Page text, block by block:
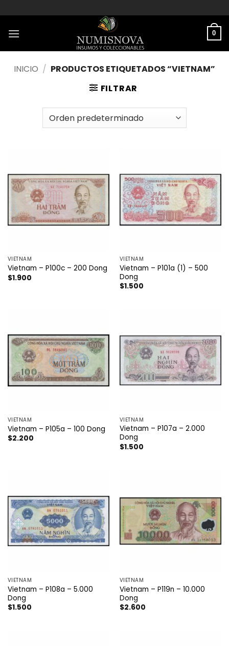
al
contenido
0
INICIO / PRODUCTOS ETIQUETADOS “VIETNAM”
FILTRAR
VIETNAM
Vietnam – P100c – 200 Dong
$1.900
VIETNAM
Vietnam – P101a (1) – 500
Dong
$1.500
VIETNAM
Vietnam – P105a – 100 Dong
$2.200
VIETNAM
Vietnam – P107a – 2.000
Dong
$1.500
VIETNAM
Vietnam – P108a – 5.000
Dong
$1.500
VIETNAM
Vietnam – P119n – 10.000
Dong
$2.600